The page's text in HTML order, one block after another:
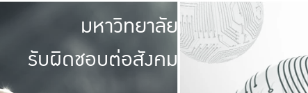
มหาวิทยาลัย
รับผิดชอบต่อสังคม